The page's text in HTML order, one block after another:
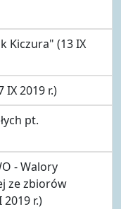
Kiczura" (13 IX
IX 2019 r.)
pt.
- Walory
ze zbiorów
r.)